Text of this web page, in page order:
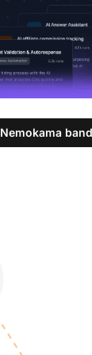
Nemokama